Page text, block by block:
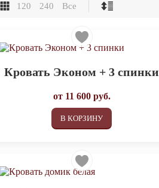
120 240 Все
Кровать Эконом + 3 спинки
от 11 600руб.
В КОРЗИНУ